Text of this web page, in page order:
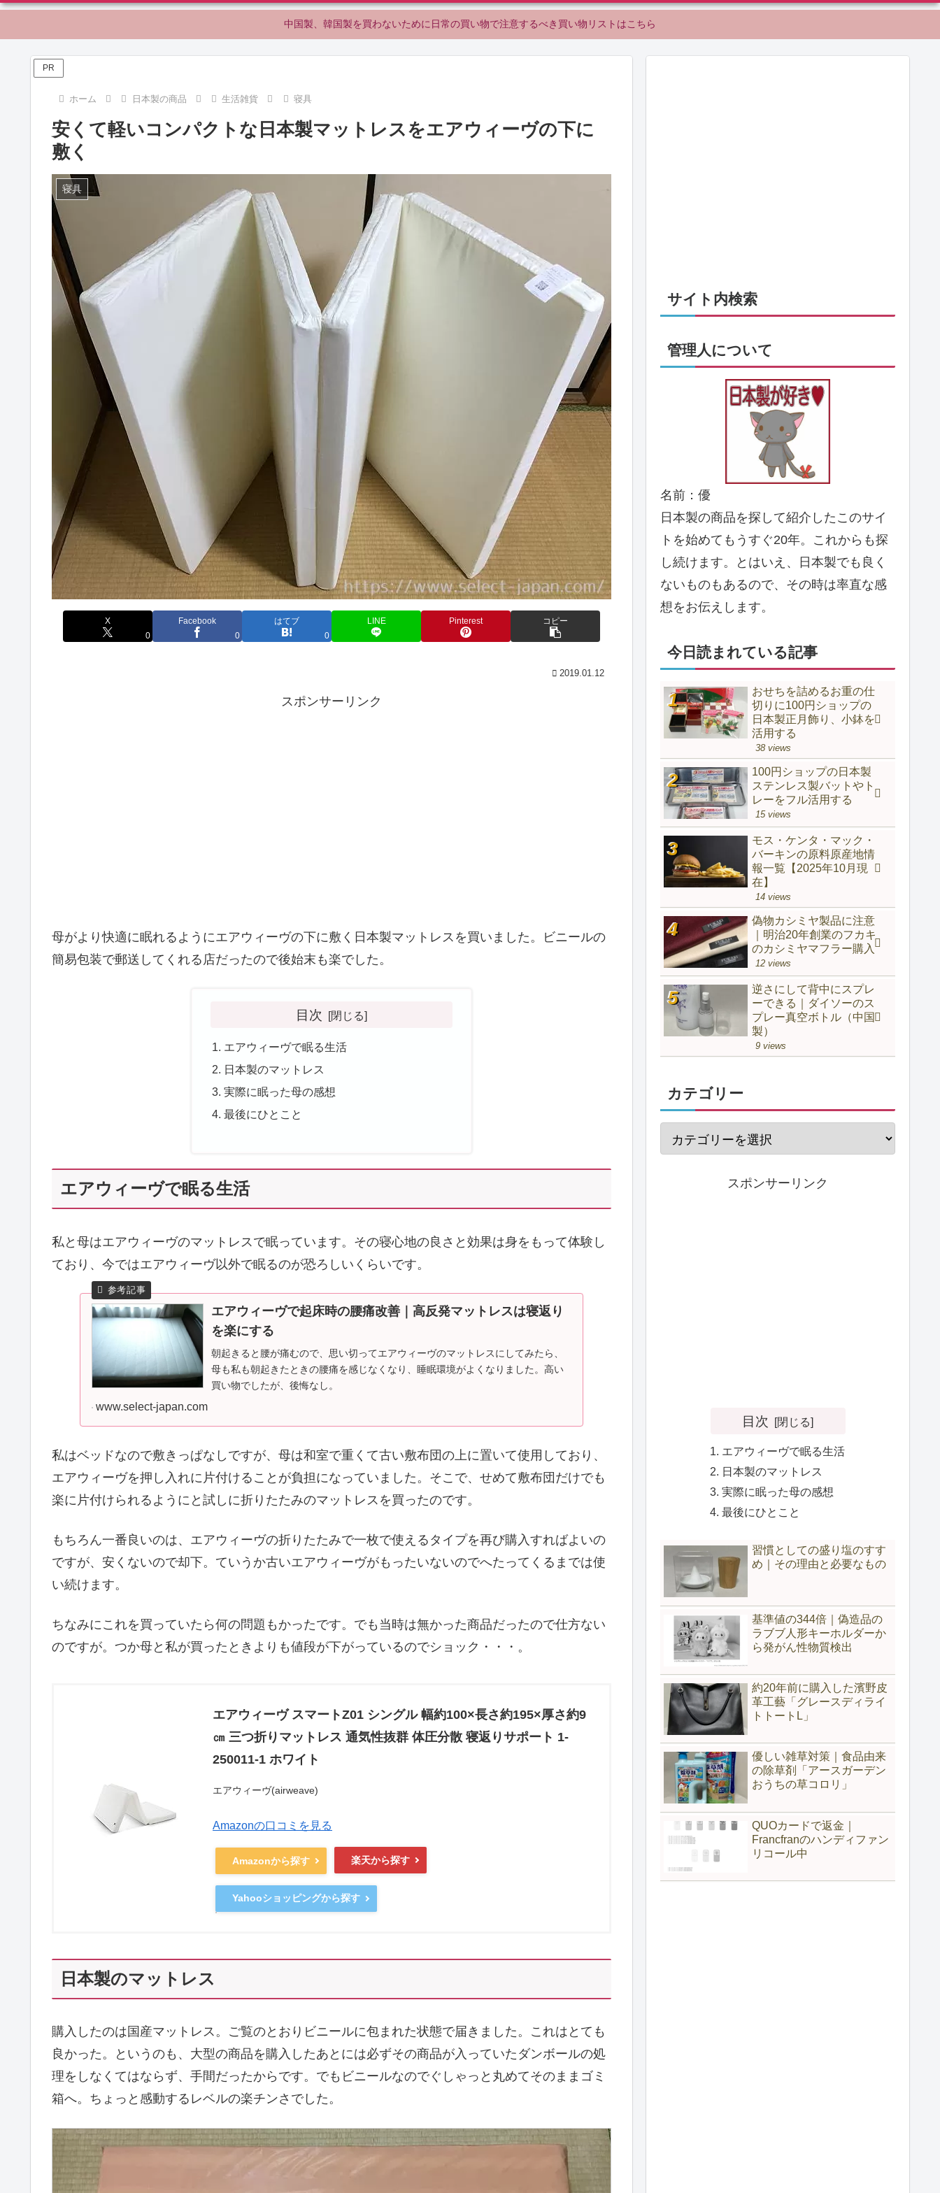
中国製、韓国製を買わないために日常の買い物で注意するべき買い物リストはこちら
PR
ホーム 日本製の商品 生活雑貨 寝具
安くて軽いコンパクトな日本製マットレスをエアウィーヴの下に
敷く
寝具
X
0
Facebook
0
はてブ
0
LINE Pinterest コピー
2019.01.12
スポンサーリンク
母がより快適に眠れるようにエアウィーヴの下に敷く日本製マットレスを買いました。ビニールの
簡易包装で郵送してくれる店だったので後始末も楽でした。
目次
エアウィーヴで眠る生活
日本製のマットレス
実際に眠った母の感想
最後にひとこと
エアウィーヴで眠る生活
私と母はエアウィーヴのマットレスで眠っています。その寝心地の良さと効果は身をもって体験し
ており、今ではエアウィーヴ以外で眠るのが恐ろしいくらいです。
エアウィーヴで起床時の腰痛改善｜高反発マットレスは寝返り
を楽にする
朝起きると腰が痛むので、思い切ってエアウィーヴのマットレスにしてみたら、
母も私も朝起きたときの腰痛を感じなくなり、睡眠環境がよくなりました。高い
買い物でしたが、後悔なし。
www.select-japan.com
私はベッドなので敷きっぱなしですが、母は和室で重くて古い敷布団の上に置いて使用しており、
エアウィーヴを押し入れに片付けることが負担になっていました。そこで、せめて敷布団だけでも
楽に片付けられるようにと試しに折りたたみのマットレスを買ったのです。
もちろん一番良いのは、エアウィーヴの折りたたみで一枚で使えるタイプを再び購入すればよいの
ですが、安くないので却下。ていうか古いエアウィーヴがもったいないのでへたってくるまでは使
い続けます。
ちなみにこれを買っていたら何の問題もかったです。でも当時は無かった商品だったので仕方ない
のですが。つか母と私が買ったときよりも値段が下がっているのでショック・・・。
エアウィーヴ スマートZ01 シングル 幅約100×長さ約195×厚さ約9
㎝ 三つ折りマットレス 通気性抜群 体圧分散 寝返りサポート 1-
250011-1 ホワイト
エアウィーヴ(airweave)
Amazonの口コミを見る
Amazonから探す 楽天から探す
Yahooショッピングから探す
日本製のマットレス
購入したのは国産マットレス。ご覧のとおりビニールに包まれた状態で届きました。これはとても
良かった。というのも、大型の商品を購入したあとには必ずその商品が入っていたダンボールの処
理をしなくてはならず、手間だったからです。でもビニールなのでぐしゃっと丸めてそのままゴミ
箱へ。ちょっと感動するレベルの楽チンさでした。
サイト内検索
管理人について
名前：優
日本製の商品を探して紹介したこのサイ
トを始めてもうすぐ20年。これからも探
し続けます。とはいえ、日本製でも良く
ないものもあるので、その時は率直な感
想をお伝えします。
今日読まれている記事
おせちを詰めるお重の仕
切りに100円ショップの
日本製正月飾り、小鉢を
活用する
38 views
100円ショップの日本製
ステンレス製バットやト
レーをフル活用する
15 views
モス・ケンタ・マック・
バーキンの原料原産地情
報一覧【2025年10月現
在】
14 views
偽物カシミヤ製品に注意
｜明治20年創業のフカキ
のカシミヤマフラー購入
12 views
逆さにして背中にスプレ
ーできる｜ダイソーのス
プレー真空ボトル（中国
製）
9 views
カテゴリー
スポンサーリンク
目次
エアウィーヴで眠る生活
日本製のマットレス
実際に眠った母の感想
最後にひとこと
習慣としての盛り塩のすす
め｜その理由と必要なもの
基準値の344倍｜偽造品の
ラブブ人形キーホルダーか
ら発がん性物質検出
約20年前に購入した濱野皮
革工藝「グレースディライ
トトートL」
優しい雑草対策｜食品由来
の除草剤「アースガーデン
おうちの草コロリ」
QUOカードで返金｜
Francfranのハンディファン
リコール中